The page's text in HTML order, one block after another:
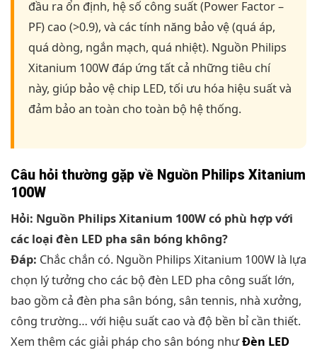
đầu ra ổn định, hệ số công suất (Power Factor –
PF) cao (>0.9), và các tính năng bảo vệ (quá áp,
quá dòng, ngắn mạch, quá nhiệt). Nguồn Philips
Xitanium 100W đáp ứng tất cả những tiêu chí
này, giúp bảo vệ chip LED, tối ưu hóa hiệu suất và
đảm bảo an toàn cho toàn bộ hệ thống.
Câu hỏi thường gặp về Nguồn Philips Xitanium
100W
Hỏi: Nguồn Philips Xitanium 100W có phù hợp với
các loại đèn LED pha sân bóng không?
Đáp: Chắc chắn có. Nguồn Philips Xitanium 100W là lựa
chọn lý tưởng cho các bộ đèn LED pha công suất lớn,
bao gồm cả đèn pha sân bóng, sân tennis, nhà xưởng,
công trường… với hiệu suất cao và độ bền bỉ cần thiết.
Xem thêm các giải pháp cho sân bóng nhưĐèn LED